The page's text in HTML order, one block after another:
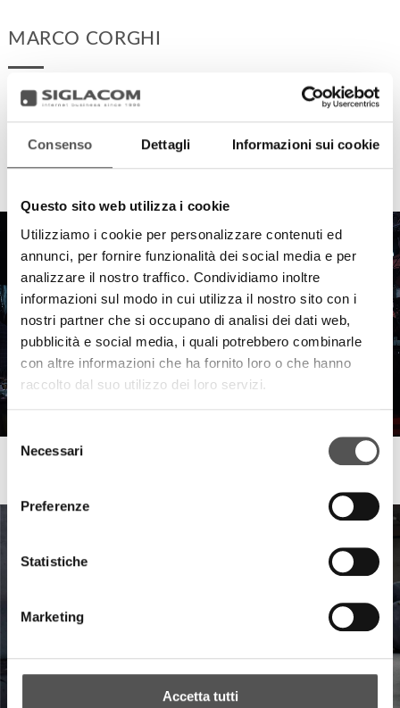
Consenso Dettagli Informazioni sui cookie
Questo sito web utilizza i cookie
Utilizziamo i cookie per personalizzare contenuti ed
annunci, per fornire funzionalità dei social media e per
analizzare il nostro traffico. Condividiamo inoltre
informazioni sul modo in cui utilizza il nostro sito con i
nostri partner che si occupano di analisi dei dati web,
pubblicità e social media, i quali potrebbero combinarle
con altre informazioni che ha fornito loro o che hanno
raccolto dal suo utilizzo dei loro servizi.
delNecessari
Preferenze
Statistiche
Marketing
Accetta tutti
MARCO CORGHI
HIGHLIGHTS